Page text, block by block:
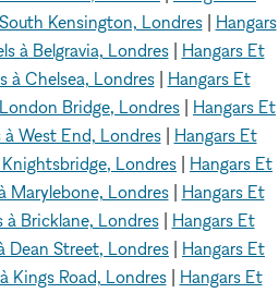
Kensington, Londres| Hangars
à Belgravia, Londres| Hangars Et
à Chelsea, Londres| Hangars Et
Bridge, Londres
Hangars Et
West End, Londres| Hangars Et
Londres
Hangars Et
Marylebone, Londres| Hangars Et
Bricklane, Londres| Hangars Et
Dean Street, Londres
Hangars Et
Kings Road, Londres| Hangars Et